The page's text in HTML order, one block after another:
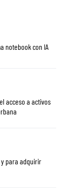
notebook con IA
y para adquirir